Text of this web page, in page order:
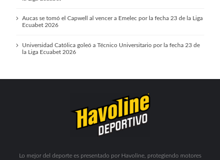
Aucas se tomó el Capwell al vencer a Emelec por la fecha 23 de la Liga
Ecuabet 2026
Universidad Católica goleó a Técnico Universitario por la fecha 23 de
la Liga Ecuabet 2026
Lo mejor del deporte es presentado por Havoline, protegiendo motores